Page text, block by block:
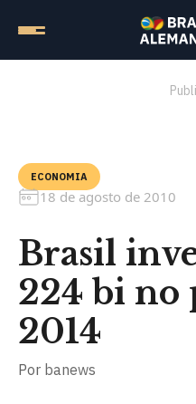
ECONOMIA
18 de agosto de 2010
Brasil
224 bi no
2014
Por banews